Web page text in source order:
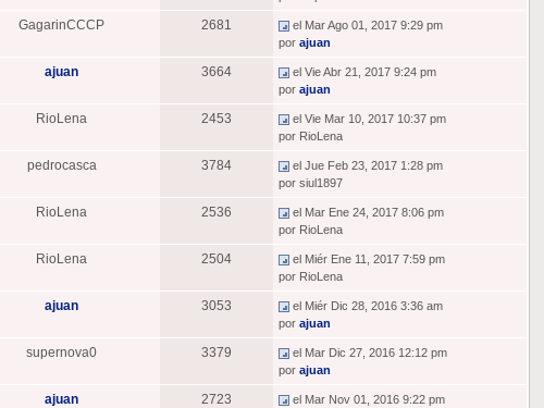
GagarinCCCP 2681
el Mar Ago 01, 2017 9:29 pm
porajuan
ajuan 3664
el Vie Abr 21, 2017 9:24 pm
porajuan
RioLena 2453
el Vie Mar 10, 2017 10:37 pm
por RioLena
pedrocasca 3784
el Jue Feb 23, 2017 1:28 pm
por siul1897
RioLena 2536
el Mar Ene 24, 2017 8:06 pm
por RioLena
RioLena 2504
el Miér Ene 11, 2017 7:59 pm
por RioLena
ajuan 3053
el Miér Dic 28, 2016 3:36 am
porajuan
supernova0 3379
el Mar Dic 27, 2016 12:12 pm
porajuan
ajuan 2723
el Mar Nov 01, 2016 9:22 pm